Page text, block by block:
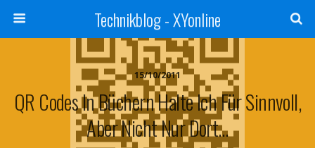
Technikblog - XYonline
15/10/2011
QR Codes In Büchern Halte Ich Für Sinnvoll,
Aber Nicht Nur Dort…